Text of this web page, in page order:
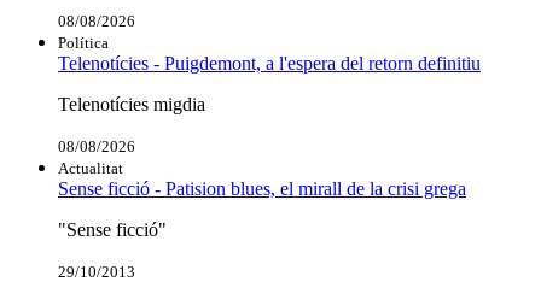
08/08/2026
Política
Telenotícies - Puigdemont, a l'espera del retorn definitiu
Telenotícies migdia
08/08/2026
Actualitat
Sense ficció - Patision blues, el mirall de la crisi grega
"Sense ficció"
29/10/2013